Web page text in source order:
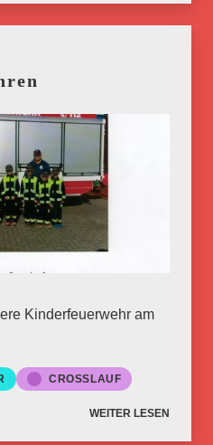
Kinderfeuerwehr am
CROSSLAUF
WEITER LESEN